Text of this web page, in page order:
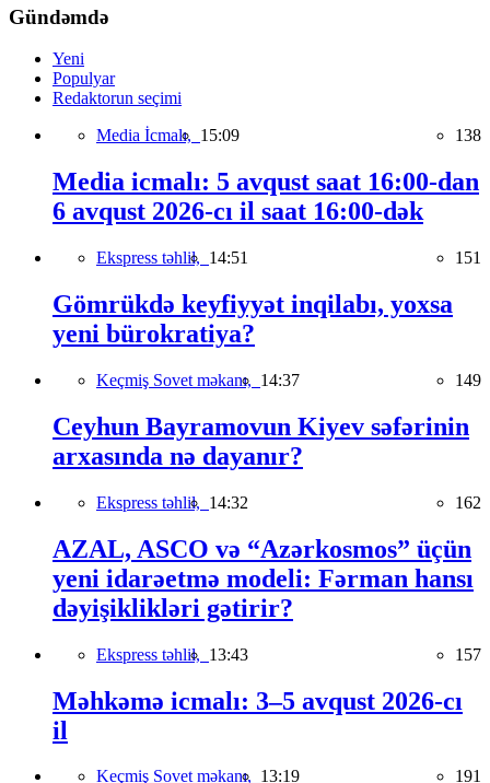
Gündəmdə
Yeni
Populyar
Redaktorun seçimi
Media İcmalı, 15:09 138
Media icmalı: 5 avqust saat 16:00-dan
6 avqust 2026-cı il saat 16:00-dək
Ekspress təhlil, 14:51 151
Gömrükdə keyfiyyət inqilabı, yoxsa
yeni bürokratiya?
Keçmiş Sovet məkanı, 14:37 149
Ceyhun Bayramovun Kiyev səfərinin
arxasında nə dayanır?
Ekspress təhlil, 14:32 162
AZAL, ASCO və “Azərkosmos” üçün
yeni idarəetmə modeli: Fərman hansı
dəyişiklikləri gətirir?
Ekspress təhlil, 13:43 157
Məhkəmə icmalı: 3–5 avqust 2026-cı
il
Keçmiş Sovet məkanı, 13:19 191